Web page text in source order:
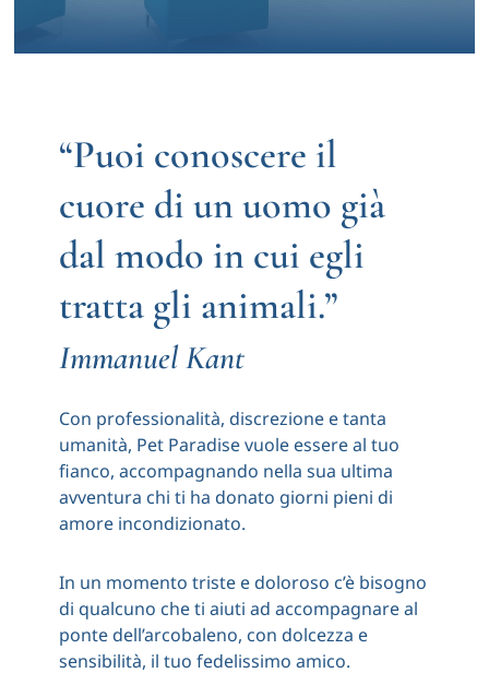
Notizie
Account
Carrello
“Puoi conoscere il
cuore di un uomo già
dal modo in cui egli
tratta gli animali.”
Immanuel Kant
Con professionalità, discrezione e tanta
umanità, Pet Paradise vuole essere al tuo
fianco, accompagnando nella sua ultima
avventura chi ti ha donato giorni pieni di
amore incondizionato.
In un momento triste e doloroso c’è bisogno
di qualcuno che ti aiuti ad accompagnare al
ponte dell’arcobaleno, con dolcezza e
sensibilità, il tuo fedelissimo amico.